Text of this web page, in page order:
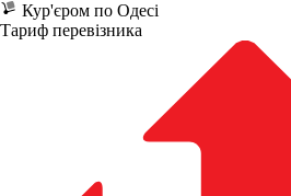
Кур'єром по Одесі
Тариф перевізника